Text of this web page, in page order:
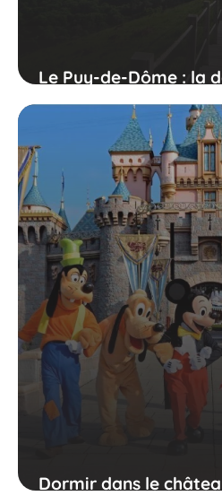
Le Puy-de-Dôme : la
pour se libérer du
Dormir dans le